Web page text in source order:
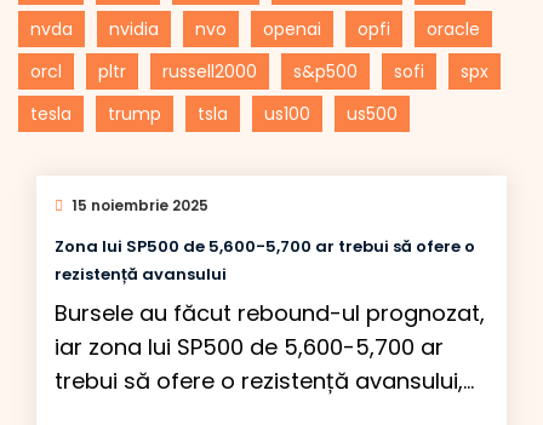
nvda
nvidia nvo openai opfi
oracle
orcl
pltr russell2000 s&p500 sofi
spx
tesla
trump tsla us100 us500
15 noiembrie 2025
Zona lui SP500 de 5,600-5,700 ar trebui să ofere o
rezistență avansului
Bursele au făcut rebound-ul prognozat,
iar zona lui SP500 de 5,600-5,700 ar
trebui să ofere o rezistență avansului,